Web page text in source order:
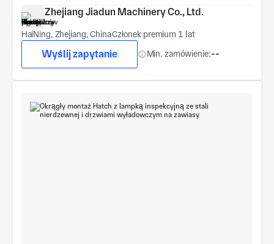
Zhejiang Jiadun Machinery Co., Ltd.
HaiNing, Zhejiang, ChinaCzłonek premium 1 lat
Wyślij zapytanie Min. zamówienie:--